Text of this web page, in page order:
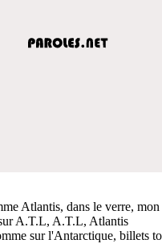
Atlantis, dans le verre,
A.T.L, A.T.L, Atlantis
sur l'Antarctique, billets